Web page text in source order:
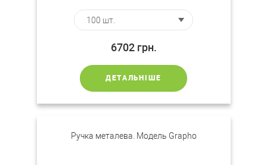
6702 грн.
ДЕТАЛЬНІШЕ
Ручка металева. Модель Grapho